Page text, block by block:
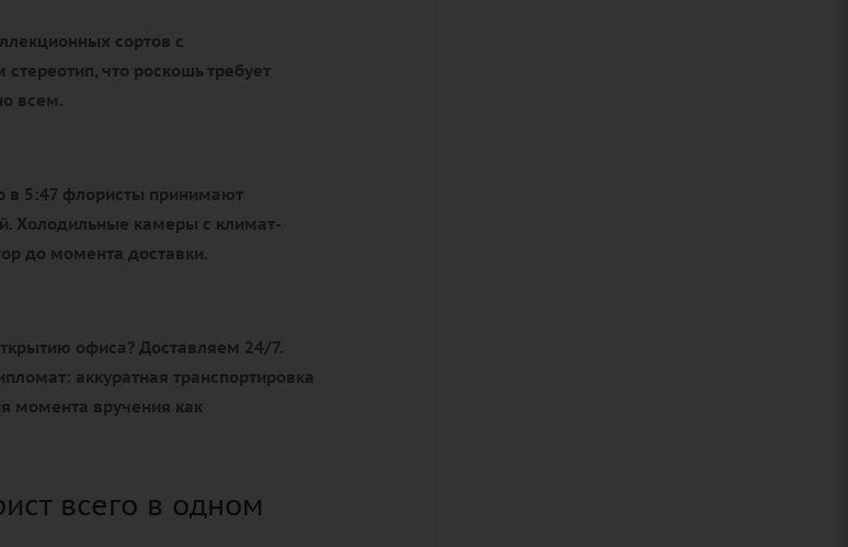
сортов с
что роскошь требует
всем.
в 5:47 флористы принимают
Холодильные камеры с климат-
до момента доставки.
офиса? Доставляем 24/7.
аккуратная транспортировка
момента вручения как
всего в одном